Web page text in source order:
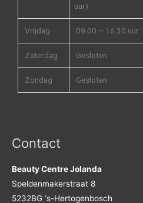
uur)
Vrijdag 09.00 – 16.30 uur
Zaterdag Gesloten
Zondag Gesloten
Contact
Beauty Centre Jolanda
Speldenmakerstraat 8
5232BG ‘s-Hertogenbosch